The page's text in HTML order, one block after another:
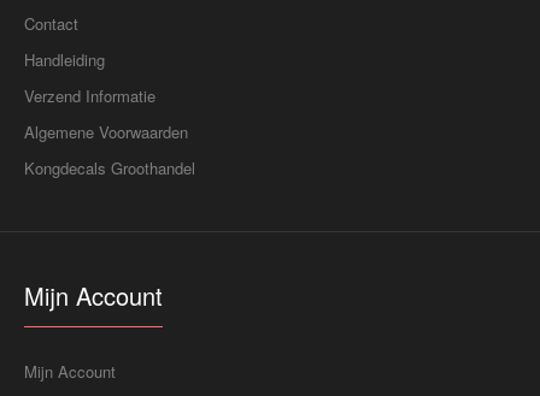
Contact
Handleiding
Verzend Informatie
Algemene Voorwaarden
Kongdecals Groothandel
Mijn Account
Mijn Account